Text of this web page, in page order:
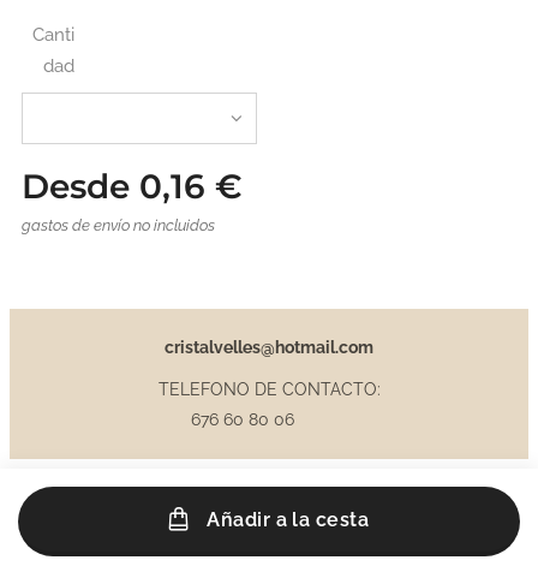
Canti
dad
Desde 0,16 €
gastos de envío no incluidos
Añadir a la cesta
cristalvelles@hotmail.com
TELEFONO DE CONTACTO:
676 60 80 06